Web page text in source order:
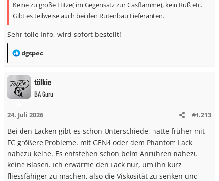
Keine zu große Hitze( im Gegensatz zur Gasflamme), kein Ruß etc.
Gibt es teilweise auch bei den Rutenbau Lieferanten.
Sehr tolle Info, wird sofort bestellt!
R
a
k
t
o
n
dgspec
tölkie
BA Guru
24. Juli 2026 #1.213
Bei den Lacken gibt es schon Unterschiede, hatte früher mit
FC größere Probleme, mit GEN4 oder dem Phantom Lack
nahezu keine. Es entstehen schon beim Anrühren nahezu
keine Blasen. Ich erwärme den Lack nur, um ihn kurz
fliessfähiger zu machen, also die Viskosität zu senken und